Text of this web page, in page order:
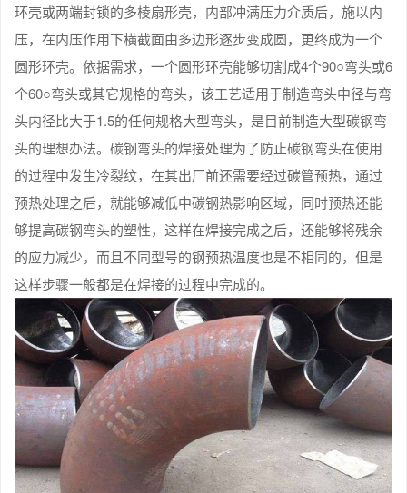
环壳或两端封锁的多棱扇形壳，内部冲满压力介质后，施以内
压，在内压作用下横截面由多边形逐步变成圆，更终成为一个
圆形环壳。依据需求，一个圆形环壳能够切割成4个90○弯头或6
个60○弯头或其它规格的弯头，该工艺适用于制造弯头中径与弯
头内径比大于1.5的任何规格大型弯头，是目前制造大型碳钢弯
头的理想办法。碳钢弯头的焊接处理为了防止碳钢弯头在使用
的过程中发生冷裂纹，在其出厂前还需要经过碳管预热，通过
预热处理之后，就能够减低中碳钢热影响区域，同时预热还能
够提高碳钢弯头的塑性，这样在焊接完成之后，还能够将残余
的应力减少，而且不同型号的钢预热温度也是不相同的，但是
这样步骤一般都是在焊接的过程中完成的。